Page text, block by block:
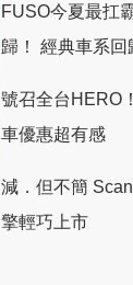
FUSO今夏最扛
歸！ 經典車系
號召全台HERO
車優惠超有感
減．但不簡
擎輕巧上市